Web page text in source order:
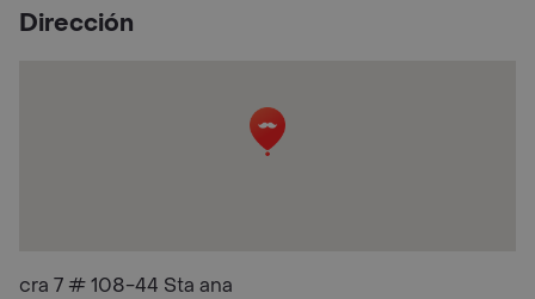
Dirección
cra 7 # 108-44 Sta ana